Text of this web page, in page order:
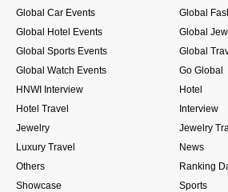
Global Car Events
Global
Global Hotel Events
Global
Global Sports Events
Global
Global Watch Events
Go Global
HNWI Interview
Hotel
Hotel Travel
Interview
Jewelry
Jewelry
Luxury Travel
News
Others
Ranking
Showcase
Sports